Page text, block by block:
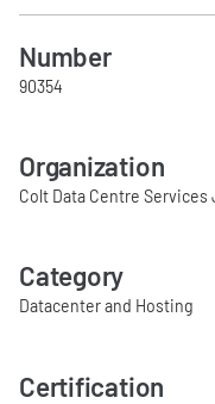
Number
90354
Organization
Colt Data Centre Services
Category
Datacenter and Hosting
Certification